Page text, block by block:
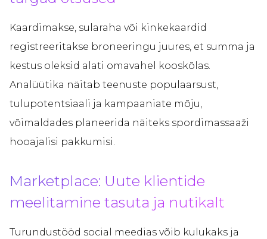
Kaardimakse, sularaha või kinkekaardid
registreeritakse broneeringu juures, et summa ja
kestus oleksid alati omavahel kooskõlas.
Analüütika näitab teenuste populaarsust,
tulupotentsiaali ja kampaaniate mõju,
võimaldades planeerida näiteks spordimassaaži
hooajalisi pakkumisi.
Marketplace: Uute klientide
meelitamine tasuta ja nutikalt
Turundustööd social meedias võib kulukaks ja